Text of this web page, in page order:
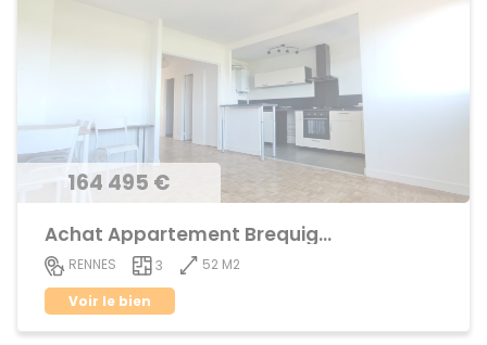
164 495 €
Achat Appartement Brequigny
RENNES 3
52 M2
Voir le bien